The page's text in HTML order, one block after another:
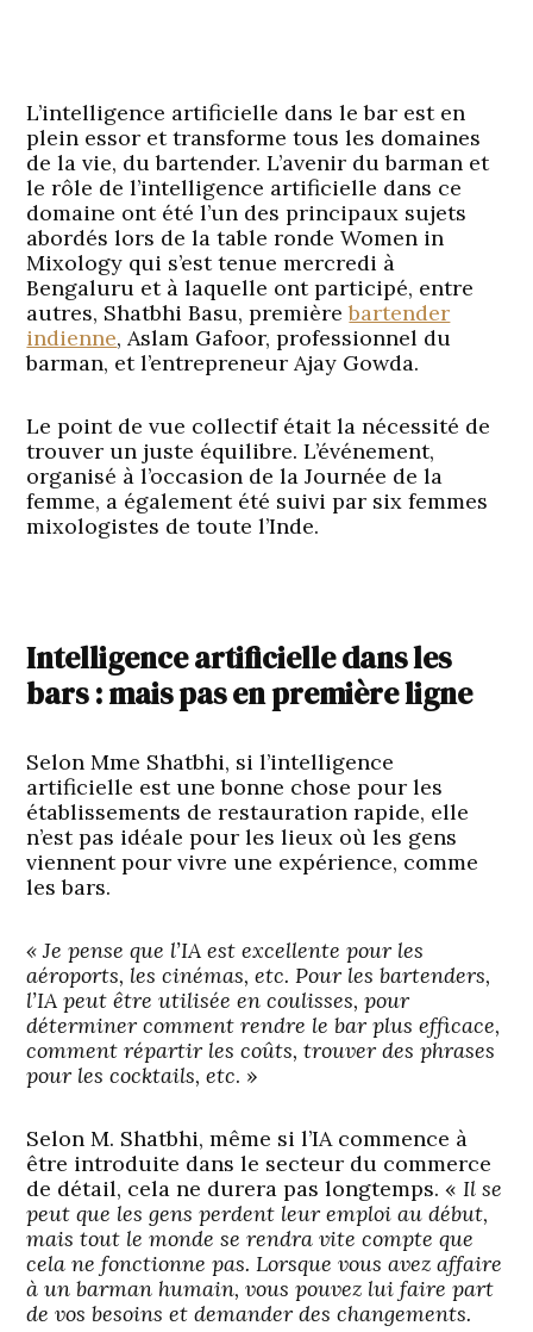
L’intelligence artificielle dans le bar est en
plein essor et transforme tous les domaines
de la vie, du bartender. L’avenir du barman et
le rôle de l’intelligence artificielle dans ce
domaine ont été l’un des principaux sujets
abordés lors de la table ronde Women in
Mixology qui s’est tenue mercredi à
Bengaluru et à laquelle ont participé, entre
autres, Shatbhi Basu, premièrebartender
indienne, Aslam Gafoor, professionnel du
barman, et l’entrepreneur Ajay Gowda.
Le point de vue collectif était la nécessité de
trouver un juste équilibre. L’événement,
organisé à l’occasion de la Journée de la
femme, a également été suivi par six femmes
mixologistes de toute l’Inde.
Intelligence artificielle dans les
bars : mais pas en première ligne
Selon Mme Shatbhi, si l’intelligence
artificielle est une bonne chose pour les
établissements de restauration rapide, elle
n’est pas idéale pour les lieux où les gens
viennent pour vivre une expérience, comme
les bars.
« Je pense que l’IA est excellente pour les
aéroports, les cinémas, etc. Pour les bartenders,
l’IA peut être utilisée en coulisses, pour
déterminer comment rendre le bar plus efficace,
comment répartir les coûts, trouver des phrases
pour les cocktails, etc. »
Selon M. Shatbhi, même si l’IA commence à
être introduite dans le secteur du commerce
de détail, cela ne durera pas longtemps. «Il se
peut que les gens perdent leur emploi au début,
mais tout le monde se rendra vite compte que
cela ne fonctionne pas. Lorsque vous avez affaire
à un barman humain, vous pouvez lui faire part
de vos besoins et demander des changements.